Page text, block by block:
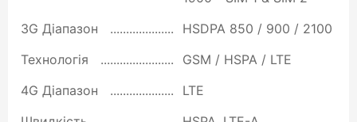
3G Діапазон
HSDPA 850 / 900 / 2100
Технологія
GSM / HSPA / LTE
4G Діапазон
LTE